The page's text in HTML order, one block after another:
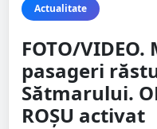
Actualitate
FOTO/
pasageri
Sătmarului.
ROȘU activat